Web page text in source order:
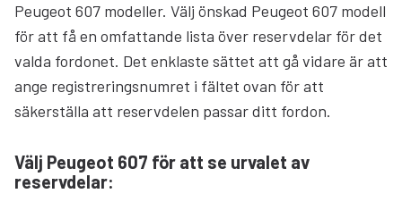
Peugeot 607 modeller. Välj önskad Peugeot 607 modell
för att få en omfattande lista över reservdelar för det
valda fordonet. Det enklaste sättet att gå vidare är att
ange registreringsnumret i fältet ovan för att
säkerställa att reservdelen passar ditt fordon.
Välj Peugeot 607 för att se urvalet av
reservdelar: